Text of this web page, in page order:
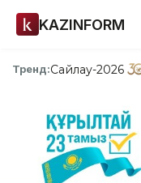
KAZINFORM
Тренд:Сайлау-2026